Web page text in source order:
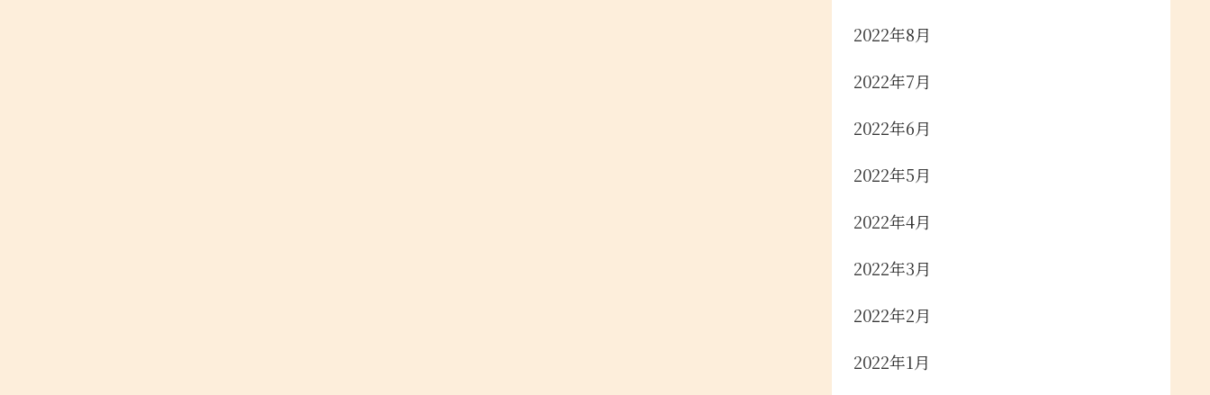
2022年8月
2022年7月
2022年6月
2022年5月
2022年4月
2022年3月
2022年2月
2022年1月